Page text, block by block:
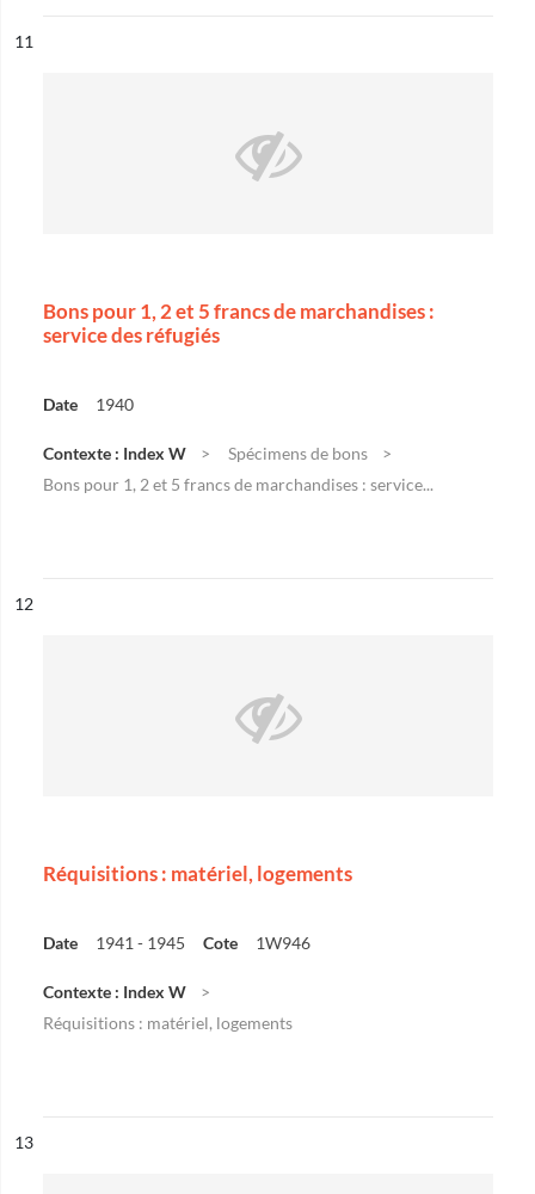
n°
11
Bons pour 1, 2 et 5 francs de marchandises :
service des réfugiés
Date 1940
Contexte : Index W
Spécimens de bons
Bons pour 1, 2 et 5 francs de marchandises : service...
n°
12
Réquisitions : matériel, logements
Date 1941 - 1945 Cote 1W946
Contexte : Index W
Réquisitions : matériel, logements
n°
13